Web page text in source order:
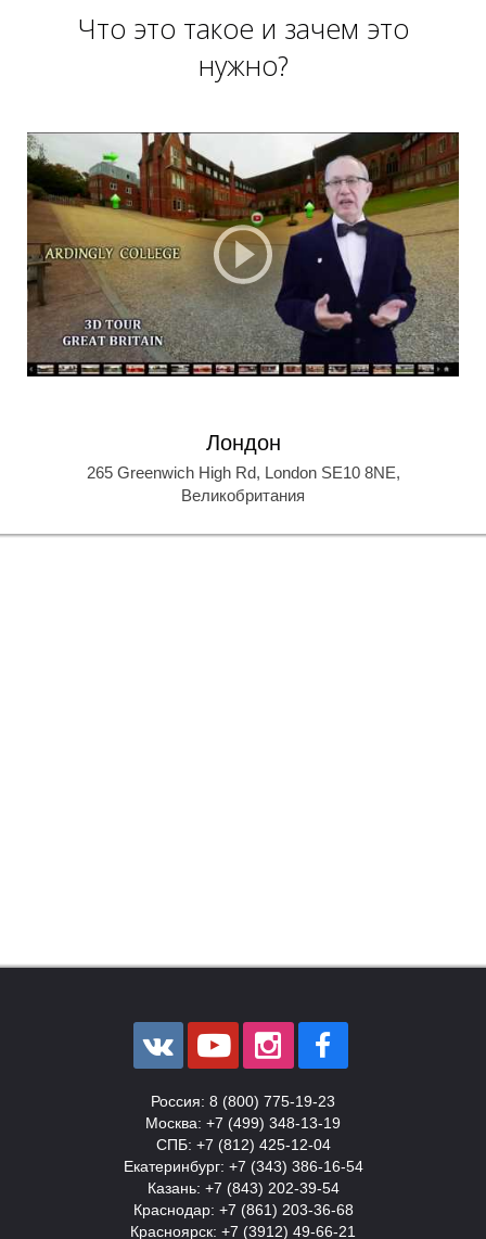
Д
Д
Что это такое и зачем это
нужно?
Лондон
265 Greenwich High Rd, London SE10 8NE,
Великобритания
Россия: 8 (800) 775-19-23
Москва: +7 (499) 348-13-19
СПБ: +7 (812) 425-12-04
Екатеринбург: +7 (343) 386-16-54
Казань: +7 (843) 202-39-54
Краснодар: +7 (861) 203-36-68
Красноярск: +7 (3912) 49-66-21